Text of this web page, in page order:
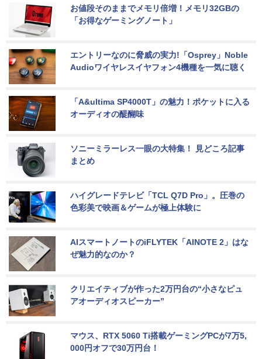
お値段そのままでメモリ倍増！メモリ32GBの
「お得なゲーミングノート」
エントリーなのに脅威の実力!「Osprey」Noble
Audioワイヤレスイヤフォン4機種を一気に聴く
「A&ultima SP4000T」の魅力！ポケットに入る
オーディオの醍醐味
ソニーミラーレス一眼の大特集！ 見どころ記事
まとめ
ハイグレードテレビ「TCL Q7D Pro」。圧巻の
色彩美で映画＆ゲームが極上体験に
AIスマートノートのiFLYTEK「AINOTE 2」はな
ぜ魅力的なのか？
クリエイティブが作った2万円台の“小さなピュ
アオーディオスピーカー”
マウス、RTX 5060 Ti搭載ゲーミングPCが7万5,
000円オフで30万円台！